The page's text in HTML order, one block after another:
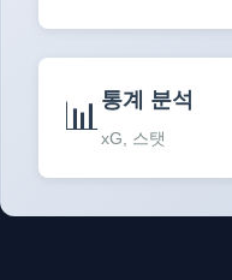
📊 통계 분석
xG, 스탯